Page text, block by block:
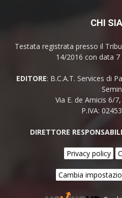
CHI
Testata registrata presso il
14/2016 con data 7
EDITORE: B.C.A.T. Services di
Via E. de Amicis 6/
P.IVA:
DIRETTORE
Privacy policy
Cambia